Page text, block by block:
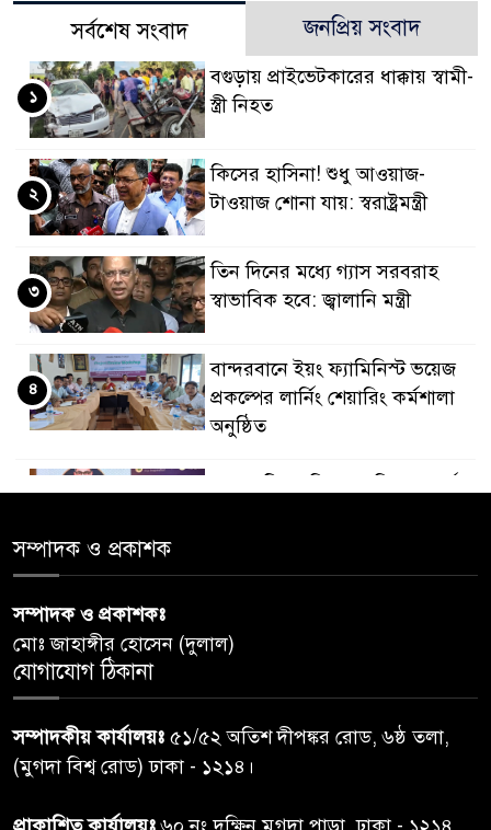
সর্বশেষ সংবাদ জনপ্রিয় সংবাদ
বগুড়ায় প্রাইভেটকারের ধাক্কায় স্বামী-
স্ত্রী নিহত
১
কিসের হাসিনা! শুধু আওয়াজ-
টাওয়াজ শোনা যায়: স্বরাষ্ট্রমন্ত্রী
২
তিন দিনের মধ্যে গ্যাস সরবরাহ
স্বাভাবিক হবে: জ্বালানি মন্ত্রী
৩
বান্দরবানে ইয়ং ফ্যামিনিস্ট ভয়েজ
প্রকল্পের লার্নিং শেয়ারিং কর্মশালা
অনুষ্ঠিত
৪
পেশ
৬
তদন্ত শেষ পর্যায়ে, দ্রুত চার্জশিট
৭
রাতের মধ্যে ঢাকাসহ ১০ অঞ্চলে
সম্পাদক ও প্রকাশক
সম্পাদক ও প্রকাশকঃ
মোঃ জাহাঙ্গীর হোসেন (দুলাল)
যোগাযোগ ঠিকানা
সম্পাদকীয় কার্যালয়ঃ ৫১/৫২ অতিশ দীপঙ্কর রোড, ৬ষ্ঠ তলা,
(মুগদা বিশ্ব রোড) ঢাকা - ১২১৪।